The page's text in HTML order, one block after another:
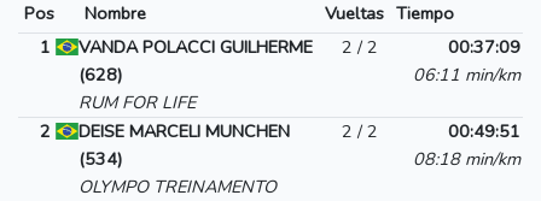
Pos Nombre Vueltas Tiempo
1
VANDA POLACCI GUILHERME
(628)
RUM FOR LIFE
2 / 2
00:37:09
06:11 min/km
2
DEISE MARCELI MUNCHEN
(534)
OLYMPO TREINAMENTO
2 / 2
00:49:51
08:18 min/km